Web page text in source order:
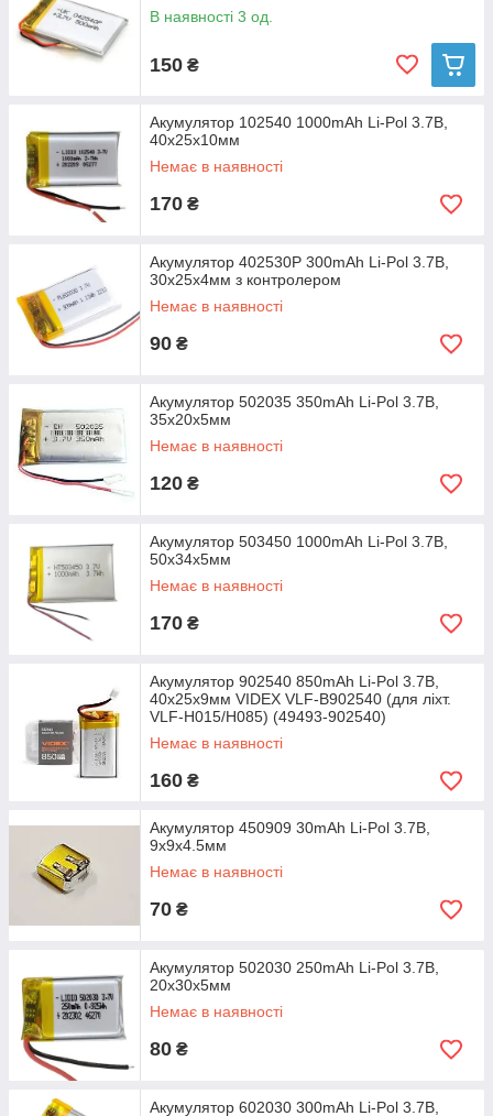
В наявності 3 од.
150 ₴
Акумулятор 102540 1000mAh Li-Pol 3.7В,
40х25х10мм
Немає в наявності
170 ₴
Акумулятор 402530P 300mAh Li-Pol 3.7В,
30х25х4мм з контролером
Немає в наявності
90 ₴
Акумулятор 502035 350mAh Li-Pol 3.7В,
35х20х5мм
Немає в наявності
120 ₴
Акумулятор 503450 1000mAh Li-Pol 3.7В,
50х34х5мм
Немає в наявності
170 ₴
Акумулятор 902540 850mAh Li-Pol 3.7В,
40х25х9мм VIDEX VLF-B902540 (для ліхт.
VLF-H015/H085) (49493-902540)
Немає в наявності
160 ₴
Акумулятор 450909 30mAh Li-Pol 3.7В,
9х9х4.5мм
Немає в наявності
70 ₴
Акумулятор 502030 250mAh Li-Pol 3.7В,
20х30х5мм
Немає в наявності
80 ₴
Акумулятор 602030 300mAh Li-Pol 3.7В,